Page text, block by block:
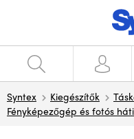
Syntex Kiegészítők
Fényképezőgép és fotós